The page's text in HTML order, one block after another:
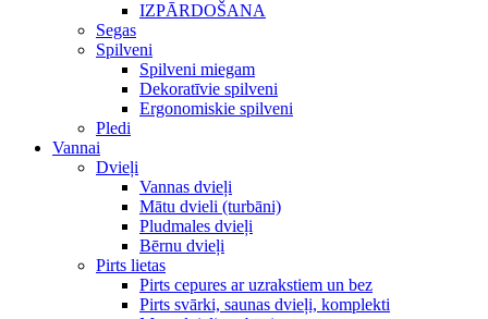
IZPĀRDOŠANA
Segas
Spilveni
Spilveni miegam
Dekoratīvie spilveni
Ergonomiskie spilveni
Pledi
Vannai
Dvieļi
Vannas dvieļi
Mātu dvieli (turbāni)
Pludmales dvieļi
Bērnu dvieļi
Pirts lietas
Pirts cepures ar uzrakstiem un bez
Pirts svārki, saunas dvieļi, komplekti